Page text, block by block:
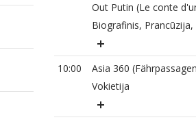
Out Putin (Le conte
Biografinis,
10:00
Asia 360
Vokietija